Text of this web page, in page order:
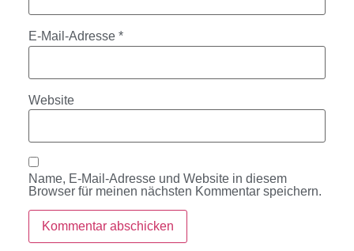
E-Mail-Adresse *
Website
Name, E-Mail-Adresse und Website in diesem
Browser für meinen nächsten Kommentar speichern.